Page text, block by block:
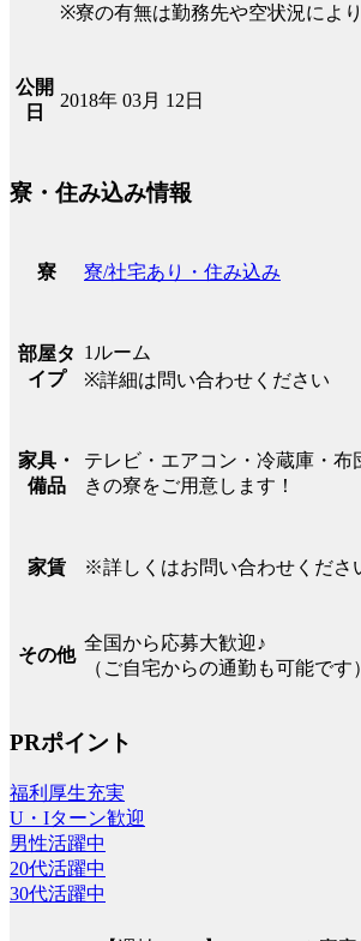
※寮の有無は勤務先や空状況により
公開
日
2018年 03月 12日
寮・住み込み情報
寮 寮/社宅あり・住み込み
部屋タ
イプ
1ルーム
※詳細は問い合わせください
家具・
備品
テレビ・エアコン・冷蔵庫・布
きの寮をご用意します！
家賃 ※詳しくはお問い合わせくださ
その他
全国から応募大歓迎♪
（ご自宅からの通勤も可能です）
PRポイント
福利厚生充実
U・Iターン歓迎
男性活躍中
20代活躍中
30代活躍中